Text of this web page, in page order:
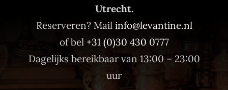
Utrecht.
Reserveren? Mail info@levantine.nl
of bel +31 (0)30 430 0777
Dagelijks bereikbaar van 13:00 – 23:00
uur